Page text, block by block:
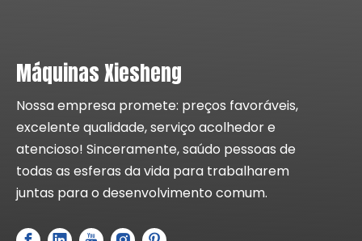
Máquinas Xiesheng
Nossa empresa promete: preços favoráveis,
excelente qualidade, serviço acolhedor e
atencioso! Sinceramente, saúdo pessoas de
todas as esferas da vida para trabalharem
juntas para o desenvolvimento comum.